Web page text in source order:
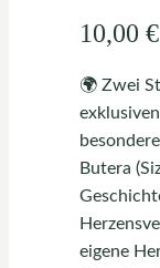
10,00 €
🌍 Zwei
Butera
eigene